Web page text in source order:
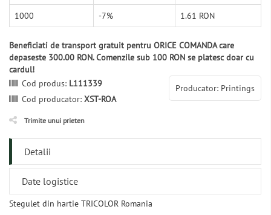
1000 -7% 1.61 RON
Beneficiati de transport gratuit pentru ORICE COMANDA care
depaseste 300.00 RON. Comenzile sub 100 RON se platesc doar cu
cardul!
Producator: Printings
Cod produs: L111339
Cod producator: XST-ROA
Trimite unui prieten
Detalii
Date logistice
Stegulet din hartie TRICOLOR Romania